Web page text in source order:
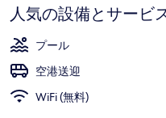
9.8、
お
客
様
に
好
ら
人気の設備とサービ
プール
空港送迎
WiFi (無料)